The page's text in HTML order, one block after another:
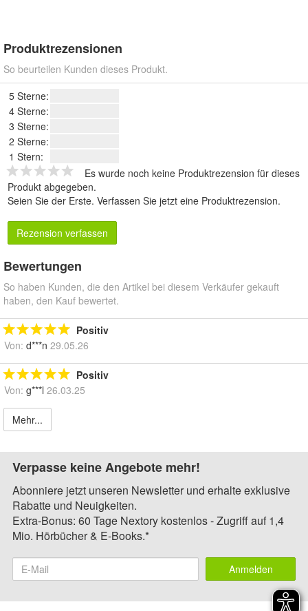
Produktrezensionen
So beurteilen Kunden dieses Produkt.
5 Sterne:
4 Sterne:
3 Sterne:
2 Sterne:
1 Stern:
Es wurde noch keine Produktrezension für dieses
Produkt abgegeben.
Seien Sie der Erste. Verfassen Sie jetzt eine Produktrezension.
Rezension verfassen
Bewertungen
So haben Kunden, die den Artikel bei diesem Verkäufer gekauft
haben, den Kauf bewertet.
Positiv
Von: d***n 29.05.26
Positiv
Von: g***l 26.03.25
Mehr...
Verpasse keine Angebote mehr!
Abonniere jetzt unseren Newsletter und erhalte exklusive
Rabatte und Neuigkeiten.
Extra-Bonus: 60 Tage Nextory kostenlos - Zugriff auf 1,4
Mio. Hörbücher & E-Books.*
Anmelden